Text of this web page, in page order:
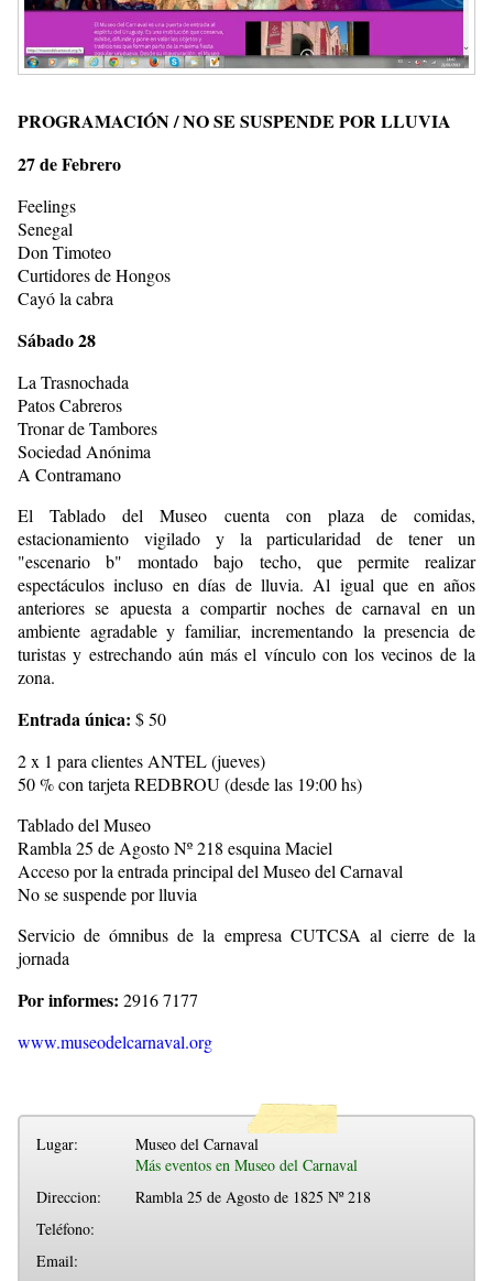
PROGRAMACIÓN / NO SE SUSPENDE POR LLUVIA
27 de Febrero
Feelings
Senegal
Don Timoteo
Curtidores de Hongos
Cayó la cabra
Sábado 28
La Trasnochada
Patos Cabreros
Tronar de Tambores
Sociedad Anónima
A Contramano
El Tablado del Museo cuenta con plaza de comidas,
estacionamiento vigilado y la particularidad de tener un
"escenario b" montado bajo techo, que permite realizar
espectáculos incluso en días de lluvia. Al igual que en años
anteriores se apuesta a compartir noches de carnaval en un
ambiente agradable y familiar, incrementando la presencia de
turistas y estrechando aún más el vínculo con los vecinos de la
zona.
Entrada única: $ 50
2 x 1 para clientes ANTEL (jueves)
50 % con tarjeta REDBROU (desde las 19:00 hs)
Tablado del Museo
Rambla 25 de Agosto Nº 218 esquina Maciel
Acceso por la entrada principal del Museo del Carnaval
No se suspende por lluvia
Servicio de ómnibus de la empresa CUTCSA al cierre de la
jornada
Por informes: 2916 7177
www.museodelcarnaval.org
Lugar:
Museo del Carnaval
Más eventos en Museo del Carnaval
Direccion:
Rambla 25 de Agosto de 1825 Nº 218
Teléfono:
Email: